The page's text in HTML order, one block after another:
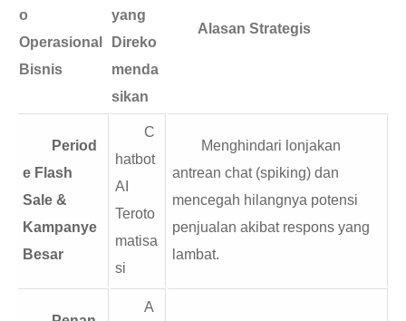
o
Operasional
Bisnis
yang
Direko
menda
sikan
Alasan Strategis
Period
e Flash
Sale &
Kampanye
Besar
C
hatbot
AI
Teroto
matisa
si
Menghindari lonjakan
antrean chat (spiking) dan
mencegah hilangnya potensi
penjualan akibat respons yang
lambat.
A